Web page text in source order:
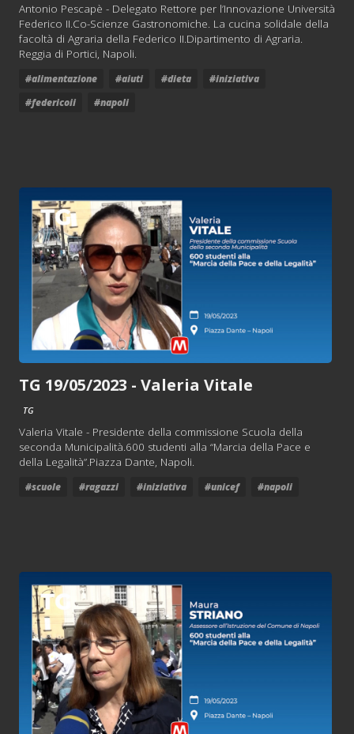
Antonio Pescapè - Delegato Rettore per l’Innovazione Università
Federico II.Co-Scienze Gastronomiche. La cucina solidale della
facoltà di Agraria della Federico II.Dipartimento di Agraria.
Reggia di Portici, Napoli.
#alimentazione #aiuti #dieta
#iniziativa
#federicoii
#napoli
TG 19/05/2023 - Valeria Vitale
TG
Valeria Vitale - Presidente della commissione Scuola della
seconda Municipalità.600 studenti alla “Marcia della Pace e
della Legalità”.Piazza Dante, Napoli.
#scuole #ragazzi #iniziativa #unicef #napoli